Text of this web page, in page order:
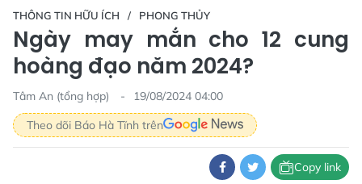
THÔNG TIN HỮU ÍCH PHONG THỦY
Ngày may mắn cho 12 cung
hoàng đạo năm 2024?
Tâm An (tổng hợp)
19/08/2024 04:00
Theo dõi Báo Hà Tĩnh trên
Copy link